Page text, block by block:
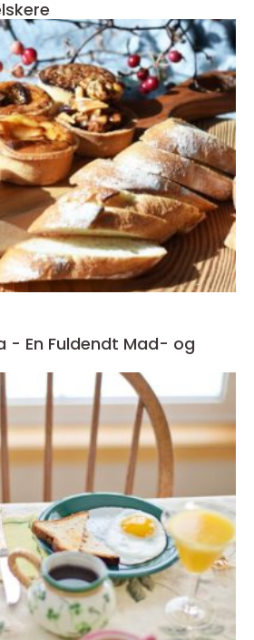
- En Fuldendt Mad- og